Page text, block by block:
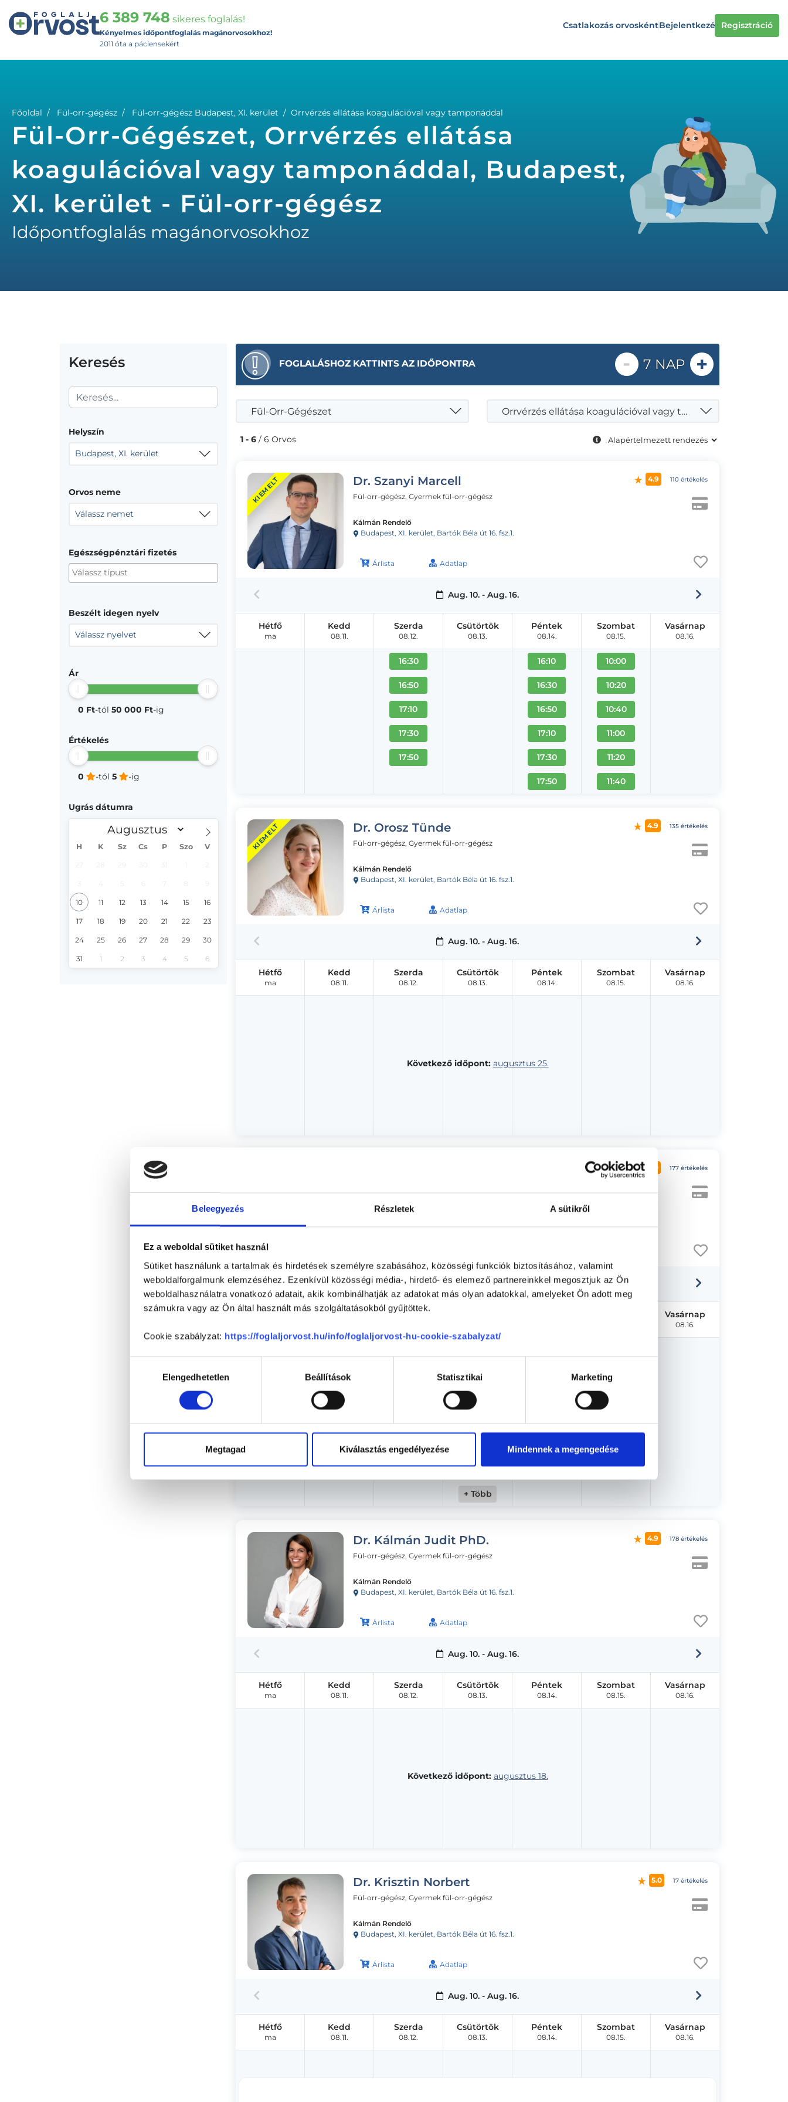
Beleegyezés Részletek A sütikről
Ez a weboldal sütiket használ
Sütiket használunk a tartalmak és hirdetések személyre szabásához, közösségi funkciók biztosításához, valamint
weboldalforgalmunk elemzéséhez. Ezenkívül közösségi média-, hirdető- és elemező partnereinkkel megosztjuk az Ön
weboldalhasználatra vonatkozó adatait, akik kombinálhatják az adatokat más olyan adatokkal, amelyeket Ön adott meg
számukra vagy az Ön által használt más szolgáltatásokból gyűjtöttek.
Cookie szabályzat: https://foglaljorvost.hu/info/foglaljorvost-hu-cookie-szabalyzat/
kiválasztásaElengedhetetlen Beállítások Statisztikai Marketing
Megtagad Kiválasztás engedélyezése Mindennek a megengedése
6 389 748 sikeres foglalás!
Kényelmes időpontfoglalás magánorvosokhoz!
2011 óta a páciensekért
Csatlakozás orvoskéntBejelentkezés Regisztráció
Főoldal Fül-orr-gégész Fül-orr-gégész Budapest, XI. kerület Orrvérzés ellátása koagulációval vagy tamponáddal
Fül-Orr-Gégészet, Orrvérzés ellátása
koagulációval vagy tamponáddal, Budapest,
XI. kerület - Fül-orr-gégész
Időpontfoglalás magánorvosokhoz
Keresés
Helyszín
Budapest, XI. kerület
Orvos neme
Válassz nemet
Egészségpénztári fizetés
Beszélt idegen nyelv
Válassz nyelvet
Ár
0 Ft-tól 50 000 Ft-ig
Értékelés
0 -tól 5 -ig
Ugrás dátumra
H K Sz Cs P Szo V
10 11 12 13 14 15 16
17 18 19 20 21 22 23
24 25 26 27 28 29 30
31 1 2 3 4 5 6
FOGLALÁSHOZ KATTINTS AZ IDŐPONTRA - 7 NAP +
Fül-Orr-Gégészet Orrvérzés ellátása koagulációval vagy tamponáddal
1 - 6 / 6 Orvos
KIEMELT Dr. Szanyi Marcell
Fül-orr-gégész, Gyermek fül-orr-gégész
Kálmán Rendelő
Budapest, XI. kerület, Bartók Béla út 16. fsz.1.
Árlista Adatlap
4.9 110 értékelés
Aug. 10. - Aug. 16.
Hétfő
ma
Kedd
08.11.
Szerda
08.12.
16:30
16:50
17:10
17:30
17:50
Csütörtök
08.13.
Péntek
08.14.
16:10
16:30
16:50
17:10
17:30
17:50
Szombat
08.15.
10:00
10:20
10:40
11:00
11:20
11:40
Vasárnap
08.16.
KIEMELT Dr. Orosz Tünde
Fül-orr-gégész, Gyermek fül-orr-gégész
Kálmán Rendelő
Budapest, XI. kerület, Bartók Béla út 16. fsz.1.
Árlista Adatlap
4.9 135 értékelés
Aug. 10. - Aug. 16.
Következő időpont: augusztus 25.
Hétfő
ma
Kedd
08.11.
Szerda
08.12.
Csütörtök
08.13.
Péntek
08.14.
Szombat
08.15.
Vasárnap
08.16.
Kálmán Rendelő
5.0 177 értékelés
Aug. 10. - Aug. 16.
Hétfő Kedd Szerda
17:00
17:20
17:40
18:20
+ Több
Vasárnap
08.16.
Dr. Kálmán Judit PhD.
Fül-orr-gégész, Gyermek fül-orr-gégész
Kálmán Rendelő
Budapest, XI. kerület, Bartók Béla út 16. fsz.1.
Árlista Adatlap
4.9 178 értékelés
Aug. 10. - Aug. 16.
Következő időpont: augusztus 18.
Hétfő
ma
Kedd
08.11.
Szerda
08.12.
Csütörtök
08.13.
Péntek
08.14.
Szombat
08.15.
Vasárnap
08.16.
Dr. Krisztin Norbert
Fül-orr-gégész, Gyermek fül-orr-gégész
Kálmán Rendelő
Budapest, XI. kerület, Bartók Béla út 16. fsz.1.
Árlista Adatlap
5.0 17 értékelés
Aug. 10. - Aug. 16.
Hétfő
ma
Kedd
08.11.
Szerda
08.12.
Csütörtök
08.13.
Péntek
08.14.
Szombat
08.15.
Vasárnap
08.16.